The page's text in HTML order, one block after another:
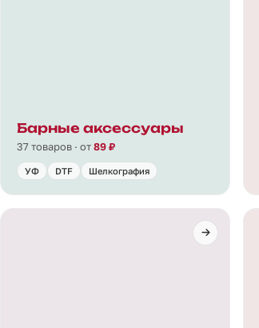
Барные аксессуары
37 товаров · от89 ₽
УФ DTF Шелкография